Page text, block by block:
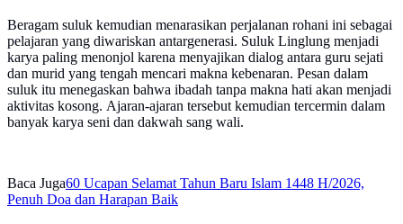
Beragam suluk kemudian menarasikan perjalanan rohani ini sebagai
pelajaran yang diwariskan antargenerasi. Suluk Linglung menjadi
karya paling menonjol karena menyajikan dialog antara guru sejati
dan murid yang tengah mencari makna kebenaran. Pesan dalam
suluk itu menegaskan bahwa ibadah tanpa makna hati akan menjadi
aktivitas kosong. Ajaran-ajaran tersebut kemudian tercermin dalam
banyak karya seni dan dakwah sang wali.
Baca Juga60 Ucapan Selamat Tahun Baru Islam 1448 H/2026,
Penuh Doa dan Harapan Baik